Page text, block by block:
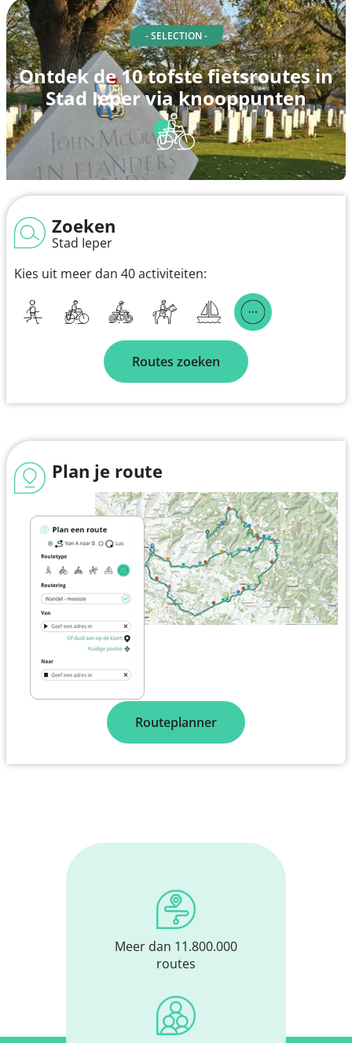
- SELECTION -
Ontdek de 10 tofste fietsroutes in
Stad Ieper via knooppunten
Zoeken
Stad Ieper
Kies uit meer dan 40 activiteiten:
Routes zoeken
Plan je route
Routeplanner
Meer dan 11.800.000
routes